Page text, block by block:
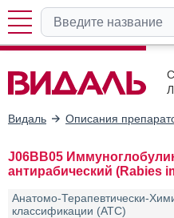
Видаль Описания
J06BB05
антирабический (Rabies
Анатомо-Терапевтически-
классификации (ATC)